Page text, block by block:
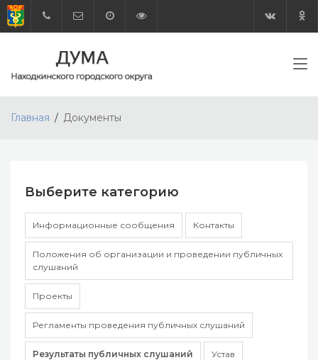
Главная Документы
Выберите категорию
Информационные сообщения Контакты
Положения об организации и проведении публичных
слушаний
Проекты
Регламенты проведения публичных слушаний
Результаты публичных слушаний Устав